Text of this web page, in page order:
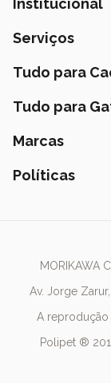
Institucional
Quem Somos
Prazos de
Fale Conosco
Lista de Desejos
Serviços
Banho e Tosa
Peça pelo
Assinatura
Tudo para
Ração
Coleiras
Tudo para
Ração
Marcas
Nexgard
Pedigree
Whiskas
Dog Chow
Royal Canin
Políticas
MORIKAWA
Av. Jorge
A
Polipet ®